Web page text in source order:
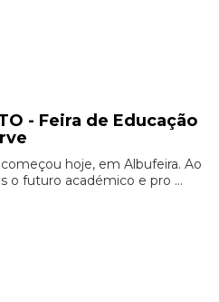
- Feira de Educação
hoje, em Albufeira. Ao
o futuro académico e pro ...